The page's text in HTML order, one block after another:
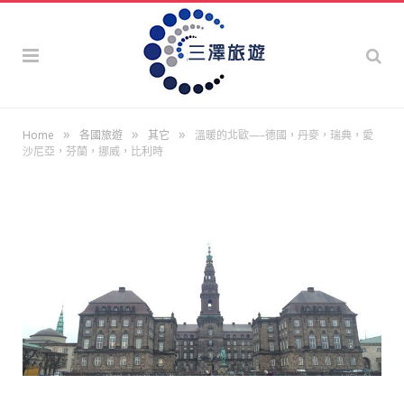
Home » 各國旅遊 » 其它 »
溫暖的北歐—–德國，丹麥，瑞典，愛
沙尼亞，芬蘭，挪威，比利時